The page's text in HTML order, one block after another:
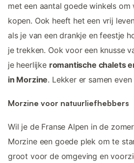
met een aantal goede winkels
kopen. Ook heeft het een vrij
als je van een drankje en feestje
je trekken. Ook voor een knusse
je heerlijke romantische chalets
in Morzine. Lekker er samen
Morzine voor natuurliefhebbers
Wil je de Franse Alpen in de
Morzine een goede plek om te
groot voor de omgeving en